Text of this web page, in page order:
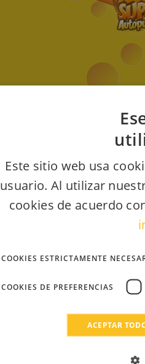
Este sitio web usa
usuario. Al utilizar
cookies de acuerdo
COOKIES ESTRICTAMENTE
COOKIES DE PREFERENCIAS
ACEPTAR